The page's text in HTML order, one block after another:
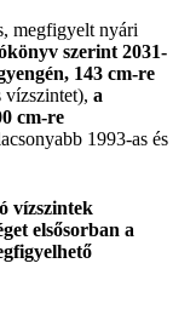
megfigyelt nyári
szerint 2031-
143 cm-re
vízszintet), a
cm-re
1993-as és
vízszintek
elsősorban a